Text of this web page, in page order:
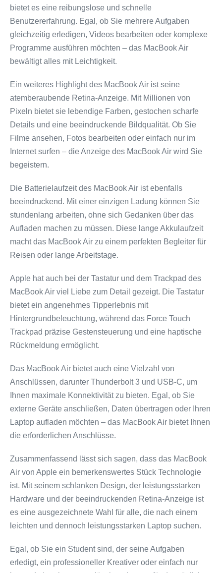
bietet es eine reibungslose und schnelle
Benutzererfahrung. Egal, ob Sie mehrere Aufgaben
gleichzeitig erledigen, Videos bearbeiten oder komplexe
Programme ausführen möchten – das MacBook Air
bewältigt alles mit Leichtigkeit.
Ein weiteres Highlight des MacBook Air ist seine
atemberaubende Retina-Anzeige. Mit Millionen von
Pixeln bietet sie lebendige Farben, gestochen scharfe
Details und eine beeindruckende Bildqualität. Ob Sie
Filme ansehen, Fotos bearbeiten oder einfach nur im
Internet surfen – die Anzeige des MacBook Air wird Sie
begeistern.
Die Batterielaufzeit des MacBook Air ist ebenfalls
beeindruckend. Mit einer einzigen Ladung können Sie
stundenlang arbeiten, ohne sich Gedanken über das
Aufladen machen zu müssen. Diese lange Akkulaufzeit
macht das MacBook Air zu einem perfekten Begleiter für
Reisen oder lange Arbeitstage.
Apple hat auch bei der Tastatur und dem Trackpad des
MacBook Air viel Liebe zum Detail gezeigt. Die Tastatur
bietet ein angenehmes Tipperlebnis mit
Hintergrundbeleuchtung, während das Force Touch
Trackpad präzise Gestensteuerung und eine haptische
Rückmeldung ermöglicht.
Das MacBook Air bietet auch eine Vielzahl von
Anschlüssen, darunter Thunderbolt 3 und USB-C, um
Ihnen maximale Konnektivität zu bieten. Egal, ob Sie
externe Geräte anschließen, Daten übertragen oder Ihren
Laptop aufladen möchten – das MacBook Air bietet Ihnen
die erforderlichen Anschlüsse.
Zusammenfassend lässt sich sagen, dass das MacBook
Air von Apple ein bemerkenswertes Stück Technologie
ist. Mit seinem schlanken Design, der leistungsstarken
Hardware und der beeindruckenden Retina-Anzeige ist
es eine ausgezeichnete Wahl für alle, die nach einem
leichten und dennoch leistungsstarken Laptop suchen.
Egal, ob Sie ein Student sind, der seine Aufgaben
erledigt, ein professioneller Kreativer oder einfach nur